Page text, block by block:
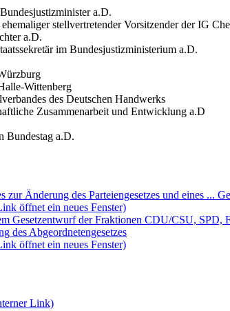
a.D.
stellvertretender Vorsitzender der IG
a.D.
im Bundesjustizministerium a.D.
Wittenberg
des Deutschen Handwerks
Zusammenarbeit und Entwicklung a.D
Bundestag a.D.
Änderung des Parteiengesetzes und eines ...
öffnet ein neues Fenster)
Gesetzentwurf der Fraktionen CDU/CSU,
des Abgeordnetengesetzes
öffnet ein neues Fenster)
Link)